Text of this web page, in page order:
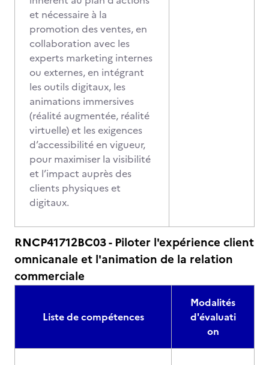
et nécessaire à la
promotion des ventes, en
collaboration avec les
experts marketing internes
ou externes, en intégrant
les outils digitaux, les
animations immersives
(réalité augmentée, réalité
virtuelle) et les exigences
d’accessibilité en vigueur,
pour maximiser la visibilité
et l’impact auprès des
clients physiques et
digitaux.
RNCP41712BC03 - Piloter l'expérience client
omnicanale et l'animation de la relation
commerciale
Liste de compétences
Modalités
d'évaluati
on